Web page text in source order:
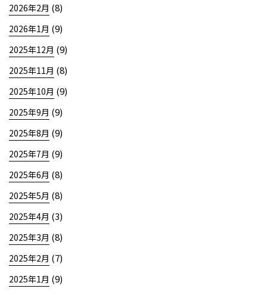
2026年2月 (8)
2026年1月 (9)
2025年12月 (9)
2025年11月 (8)
2025年10月 (9)
2025年9月 (9)
2025年8月 (9)
2025年7月 (9)
2025年6月 (8)
2025年5月 (8)
2025年4月 (3)
2025年3月 (8)
2025年2月 (7)
2025年1月 (9)